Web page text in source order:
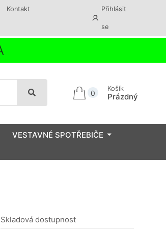
Kontakt Přihlásit
se
0
Košík
Prázdný
VESTAVNÉ SPOTŘEBIČE
Skladová dostupnost